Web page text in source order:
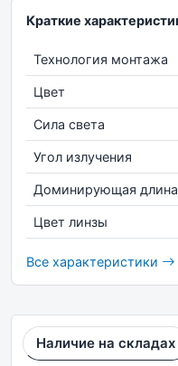
Краткие
Технология монтажа
Цвет
Сила света
Угол излучения
Доминирующая
Цвет линзы
Все характеристики
Наличие на складах